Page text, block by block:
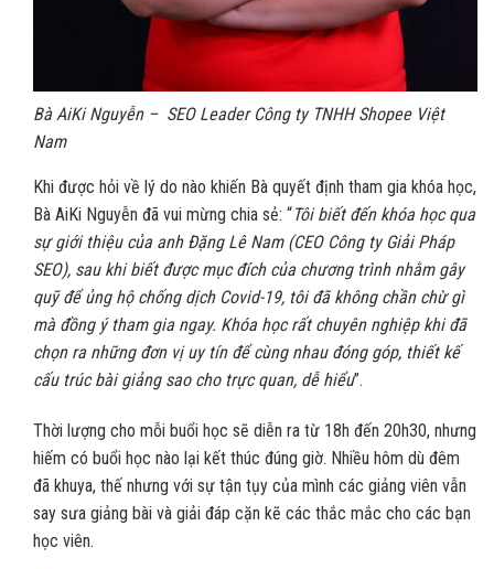
Bà AiKi Nguyễn – SEO Leader Công ty TNHH Shopee Việt
Nam
Khi được hỏi về lý do nào khiến Bà quyết định tham gia khóa học,
Bà AiKi Nguyễn đã vui mừng chia sẻ: “Tôi biết đến khóa học qua
sự giới thiệu của anh Đặng Lê Nam (CEO Công ty Giải Pháp
SEO), sau khi biết được mục đích của chương trình nhằm gây
quỹ để ủng hộ chống dịch Covid-19, tôi đã không chần chừ gì
mà đồng ý tham gia ngay. Khóa học rất chuyên nghiệp khi đã
chọn ra những đơn vị uy tín để cùng nhau đóng góp, thiết kế
cấu trúc bài giảng sao cho trực quan, dễ hiểu”.
Thời lượng cho mỗi buổi học sẽ diễn ra từ 18h đến 20h30, nhưng
hiếm có buổi học nào lại kết thúc đúng giờ. Nhiều hôm dù đêm
đã khuya, thế nhưng với sự tận tụy của mình các giảng viên vẫn
say sưa giảng bài và giải đáp cặn kẽ các thắc mắc cho các bạn
học viên.